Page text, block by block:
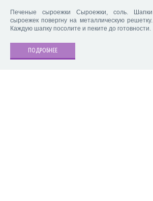
Печеные сыроежки Сыроежки, соль. Шапки
сыроежек повергну на металлическую решетку.
Каждую шапку посолите и пеките до готовности.
ПОДРОБНЕЕ